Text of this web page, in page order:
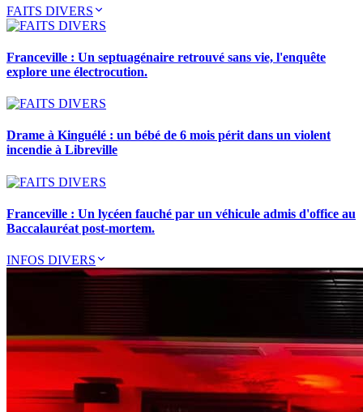
FAITS DIVERS
Franceville : Un septuagénaire retrouvé sans vie, l'enquête
explore une électrocution.
Drame à Kinguélé : un bébé de 6 mois périt dans un violent
incendie à Libreville
Franceville : Un lycéen fauché par un véhicule admis d'office au
Baccalauréat post-mortem.
INFOS DIVERS